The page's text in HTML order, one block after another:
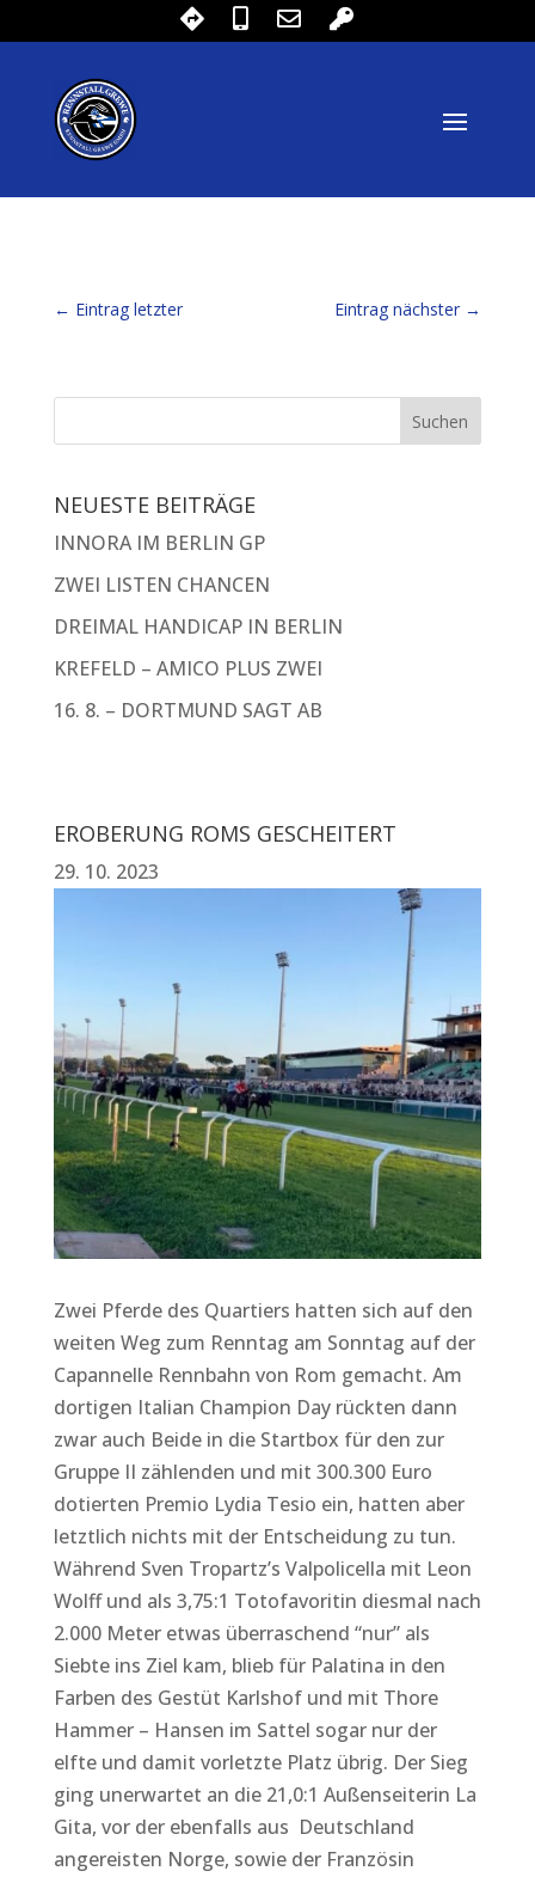
← Eintrag letzter Eintrag nächster →
NEUESTE BEITRÄGE
INNORA IM BERLIN GP
ZWEI LISTEN CHANCEN
DREIMAL HANDICAP IN BERLIN
KREFELD – AMICO PLUS ZWEI
16. 8. – DORTMUND SAGT AB
EROBERUNG ROMS GESCHEITERT
29. 10. 2023
Zwei Pferde des Quartiers hatten sich auf den
weiten Weg zum Renntag am Sonntag auf der
Capannelle Rennbahn von Rom gemacht. Am
dortigen Italian Champion Day rückten dann
zwar auch Beide in die Startbox für den zur
Gruppe II zählenden und mit 300.300 Euro
dotierten Premio Lydia Tesio ein, hatten aber
letztlich nichts mit der Entscheidung zu tun.
Während Sven Tropartz’s Valpolicella mit Leon
Wolff und als 3,75:1 Totofavoritin diesmal nach
2.000 Meter etwas überraschend “nur” als
Siebte ins Ziel kam, blieb für Palatina in den
Farben des Gestüt Karlshof und mit Thore
Hammer – Hansen im Sattel sogar nur der
elfte und damit vorletzte Platz übrig. Der Sieg
ging unerwartet an die 21,0:1 Außenseiterin La
Gita, vor der ebenfalls aus Deutschland
angereisten Norge, sowie der Französin